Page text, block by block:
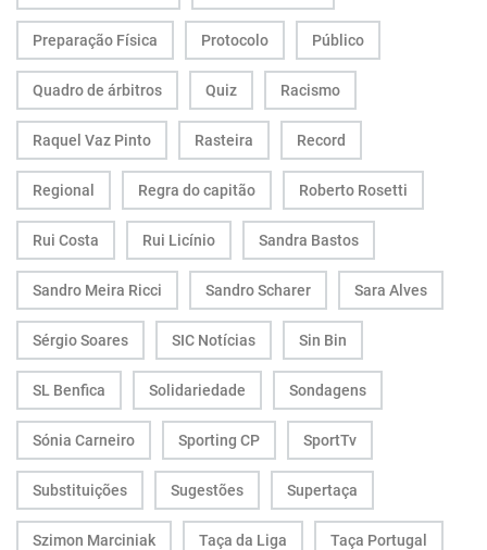
Preparação Física Protocolo Público
Quadro de árbitros Quiz Racismo
Raquel Vaz Pinto Rasteira Record
Regional Regra do capitão Roberto Rosetti
Rui Costa Rui Licínio Sandra Bastos
Sandro Meira Ricci Sandro Scharer Sara Alves
Sérgio Soares SIC Notícias Sin Bin
SL Benfica Solidariedade Sondagens
Sónia Carneiro Sporting CP SportTv
Substituições Sugestões Supertaça
Szimon Marciniak Taça da Liga Taça Portugal